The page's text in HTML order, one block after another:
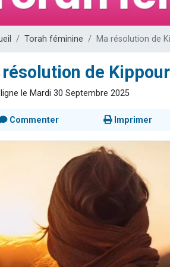
3
3 personnes
4
Torah féminine Ma résolution de
de
le Mardi 30 Septembre 2025
Commenter Imprimer